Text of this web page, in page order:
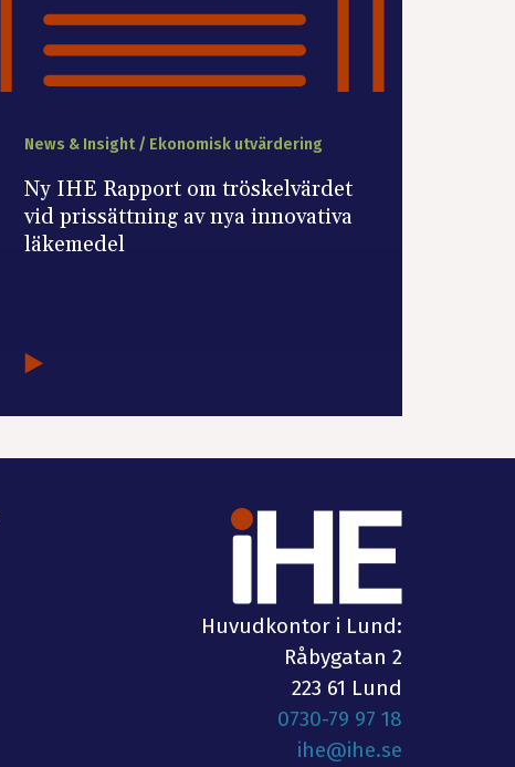
News & Insight / Ekonomisk utvärdering
Ny IHE Rapport om tröskelvärdet
vid prissättning av nya innovativa
läkemedel
Huvudkontor i Lund:
Råbygatan 2
223 61 Lund
0730-79 97 18
ihe@ihe.se